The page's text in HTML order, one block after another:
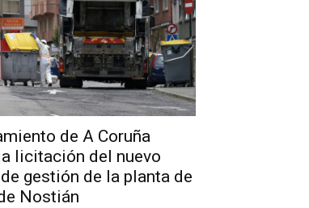
de A Coruña
licitación del nuevo
gestión de la planta de
Nostián